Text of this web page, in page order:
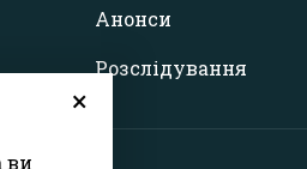
Анонси
Розслідування
×
ви